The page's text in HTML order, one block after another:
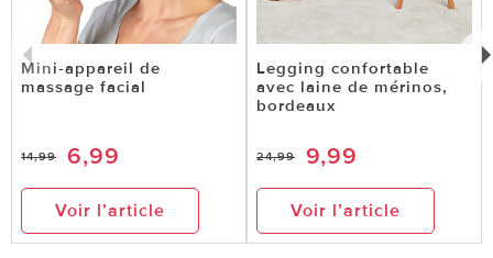
Mini-appareil de
massage facial
14,99 6,99
Voir l’article
Legging confortable
avec laine de mérinos,
bordeaux
24,99 9,99
Voir l’article